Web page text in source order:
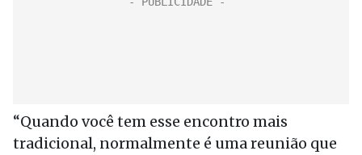
“Quando você tem esse encontro mais
tradicional, normalmente é uma reunião que